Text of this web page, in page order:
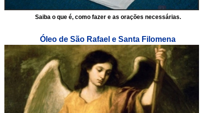
Saiba o que é, como fazer e as orações necessárias.
Óleo de São Rafael e Santa Filomena